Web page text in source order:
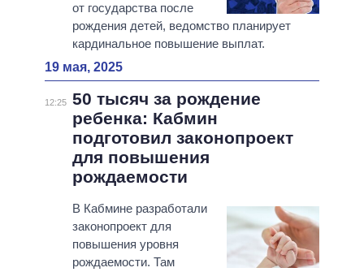
от государства после
рождения детей, ведомство планирует
кардинальное повышение выплат.
19 мая, 2025
12:25 50 тысяч за рождение
ребенка: Кабмин
подготовил законопроект
для повышения
рождаемости
В Кабмине разработали
законопроект для
повышения уровня
рождаемости. Там